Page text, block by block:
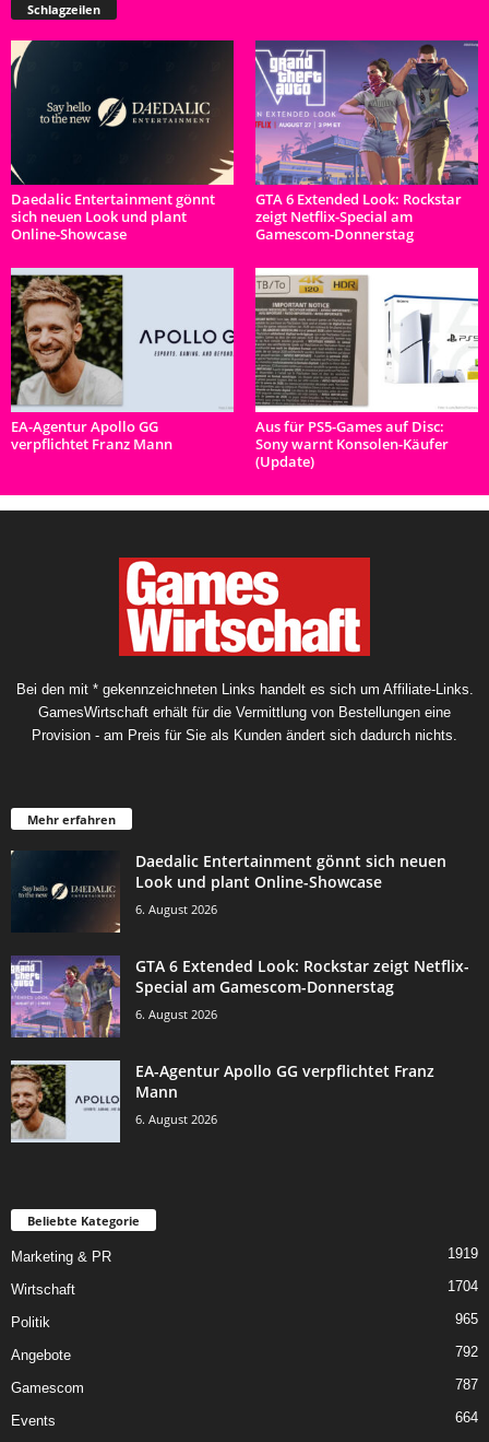
Schlagzeilen
Daedalic Entertainment gönnt
sich neuen Look und plant
Online-Showcase
GTA 6 Extended Look: Rockstar
zeigt Netflix-Special am
Gamescom-Donnerstag
EA-Agentur Apollo GG
verpflichtet Franz Mann
Aus für PS5-Games auf Disc:
Sony warnt Konsolen-Käufer
(Update)
Bei den mit * gekennzeichneten Links handelt es sich um Affiliate-Links.
GamesWirtschaft erhält für die Vermittlung von Bestellungen eine
Provision - am Preis für Sie als Kunden ändert sich dadurch nichts.
Mehr erfahren
Daedalic Entertainment gönnt sich neuen
Look und plant Online-Showcase
6. August 2026
GTA 6 Extended Look: Rockstar zeigt Netflix-
Special am Gamescom-Donnerstag
6. August 2026
EA-Agentur Apollo GG verpflichtet Franz
Mann
6. August 2026
Beliebte Kategorie
Marketing & PR 1919
Wirtschaft 1704
Politik 965
Angebote 792
Gamescom 787
Events
664